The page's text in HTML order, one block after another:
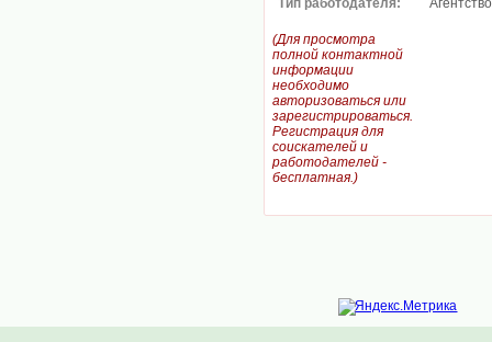
Тип работодателя:
Агентство
(Для просмотра
полной контактной
информации
необходимо
авторизоваться или
зарегистрироваться.
Регистрация для
соискателей и
работодателей -
бесплатная.)